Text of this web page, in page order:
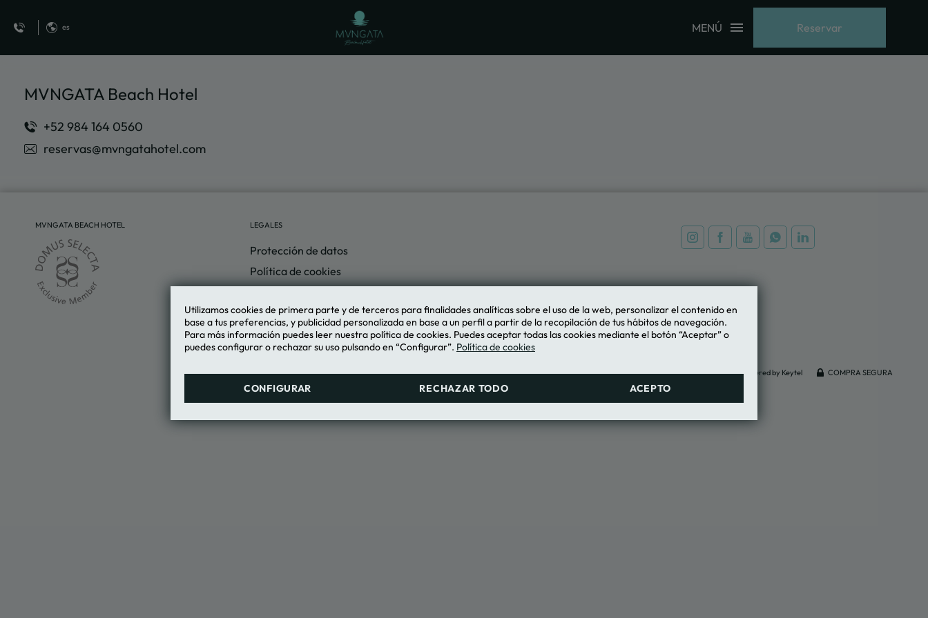
Utilizamos cookies de primera parte y de terceros para finalidades analíticas sobre el uso de la web, personalizar el contenido en
base a tus preferencias, y publicidad personalizada en base a un perfil a partir de la recopilación de tus hábitos de navegación.
Para más información puedes leer nuestra política de cookies. Puedes aceptar todas las cookies mediante el botón “Aceptar” o
puedes configurar o rechazar su uso pulsando en “Configurar”. Política de cookies
CONFIGURAR RECHAZAR TODO ACEPTO
es MENÚ Reservar
MVNGATA Beach Hotel
reservas@mvngatahotel.com
MVNGATA BEACH HOTEL LEGALES
Protección de datos
Política de cookies
Condiciones de Uso de la Plataforma
MEMBERS ONLY
Powered by Keytel COMPRA SEGURA